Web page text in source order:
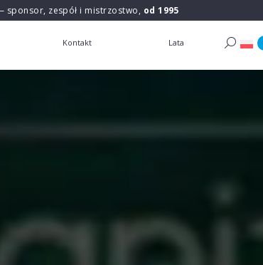
sponsor, zespół i mistrzostwo, od 1995
Kontakt Lata